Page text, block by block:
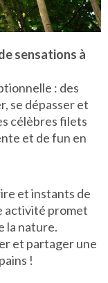
sensations à
: des
se dépasser et
célèbres filets
et de fun en
et instants de
activité promet
la nature.
et partager une
!